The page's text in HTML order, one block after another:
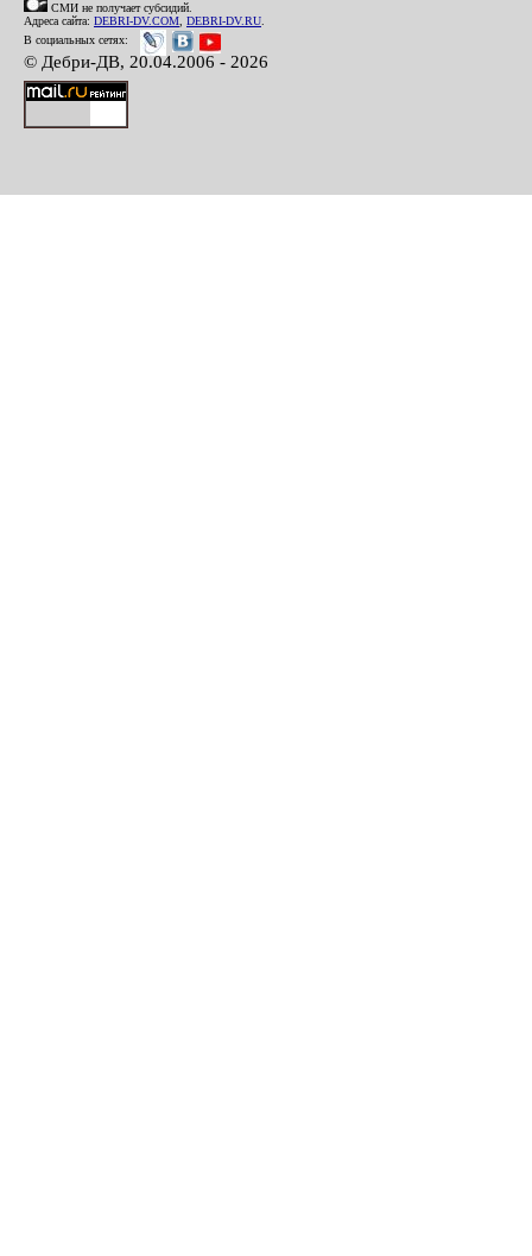
СМИ не получает субсидий.
Адреса сайта: DEBRI-DV.COM DEBRI-DV.RU
В социальных сетях:
© Дебри-ДВ, 20.04.2006 - 2026